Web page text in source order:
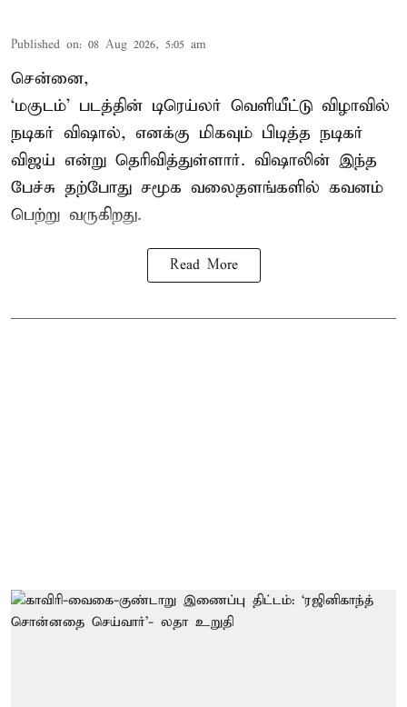
Published on: 08 Aug 2026, 5:05 am
சென்னை,
‘மகுடம்’ படத்தின் டிரெய்லர் வெளியீட்டு விழாவில்
நடிகர் விஷால், எனக்கு மிகவும் பிடித்த நடிகர்
விஜய் என்று தெரிவித்துள்ளார். விஷாலின் இந்த
பேச்சு தற்போது சமூக வலைதளங்களில் கவனம்
பெற்று வருகிறது.
Read More